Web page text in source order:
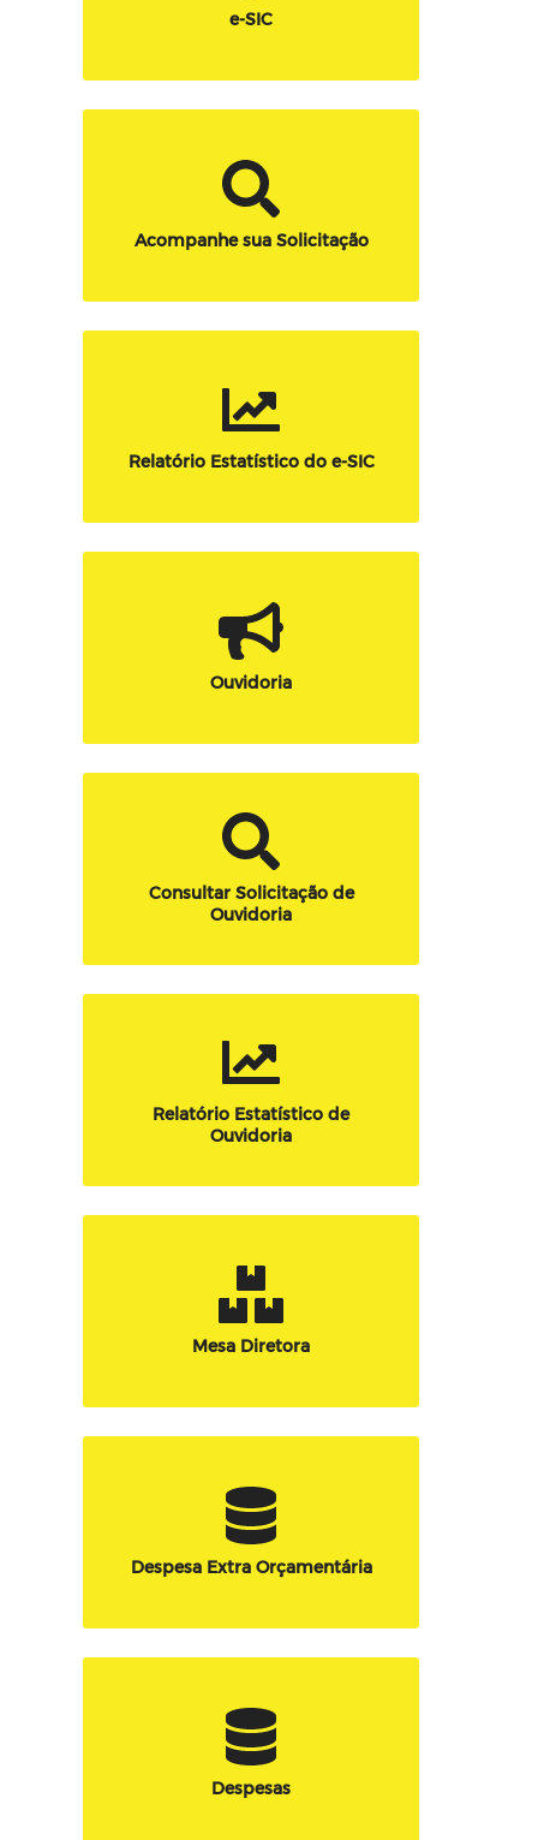
e-SIC
Acompanhe sua Solicitação
Relatório Estatístico do e-SIC
Ouvidoria
Consultar Solicitação de
Ouvidoria
Relatório Estatístico de
Ouvidoria
Mesa Diretora
Despesa Extra Orçamentária
Despesas